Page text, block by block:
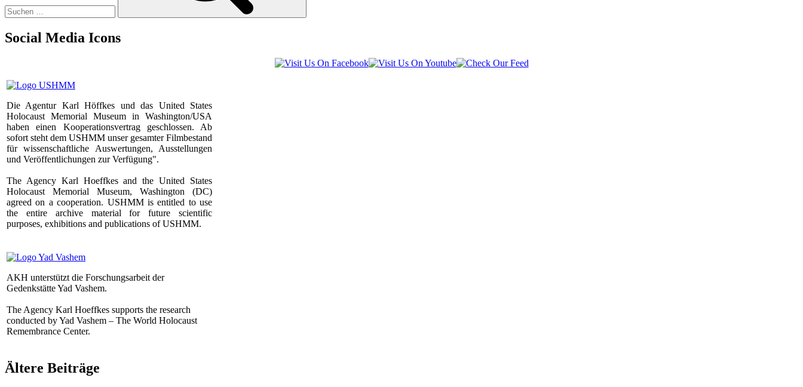
Social Media Icons
Die Agentur Karl Höffkes und das United States
Holocaust Memorial Museum in Washington/USA
haben einen Kooperationsvertrag geschlossen. Ab
sofort steht dem USHMM unser gesamter Filmbestand
für wissenschaftliche Auswertungen, Ausstellungen
und Veröffentlichungen zur Verfügung".
The Agency Karl Hoeffkes and the United States
Holocaust Memorial Museum, Washington (DC)
agreed on a cooperation. USHMM is entitled to use
the entire archive material for future scientific
purposes, exhibitions and publications of USHMM.
AKH unterstützt die Forschungsarbeit der
Gedenkstätte Yad Vashem.
The Agency Karl Hoeffkes supports the research
conducted by Yad Vashem – The World Holocaust
Remembrance Center.
Ältere Beiträge